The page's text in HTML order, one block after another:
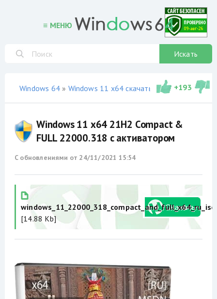
≡ МЕНЮ
Искать
Windows 64» Windows 11 x64 скачать торрент»не
+193
Windows 11 x64 21H2 Compact &
FULL 22000.318 с активатором
С обновлениями от 24/11/2021 15:54
[14.88 Kb]